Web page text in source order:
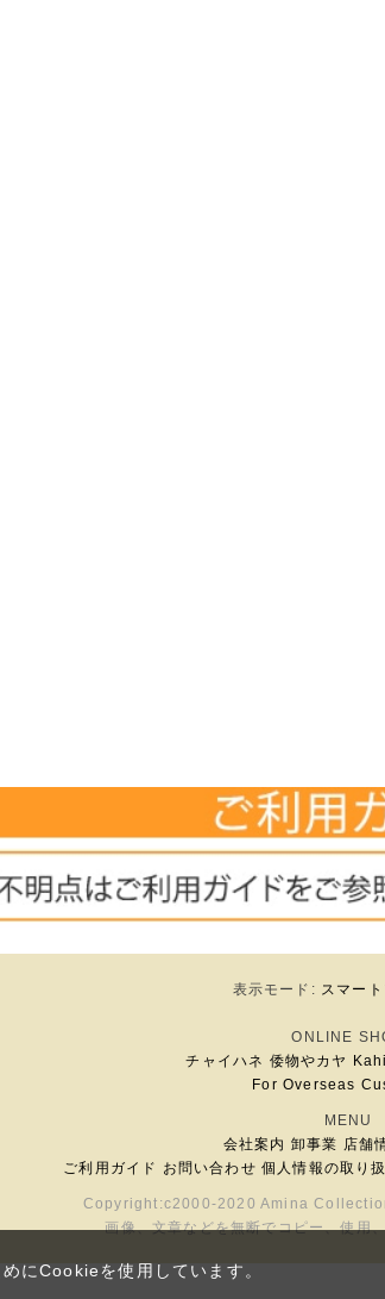
表示モード: スマー
ONLINE
チャイハネ 倭物やカヤ
For Overseas
MENU
会社案内 卸事業 店舗
ご利用ガイド お問い合わせ 個人情報の取り
Copyright:c2000-2020 Amina
画像、文章などを無断でコピー、使用
にCookieを使用しています。